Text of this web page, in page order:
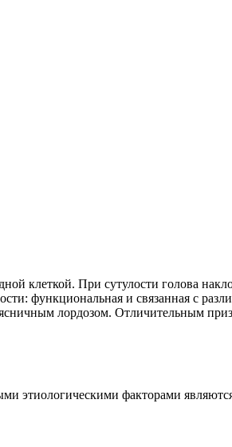
клеткой. При сутулости голова
функциональная и связанная с
лордозом. Отличительным
этиологическими факторами